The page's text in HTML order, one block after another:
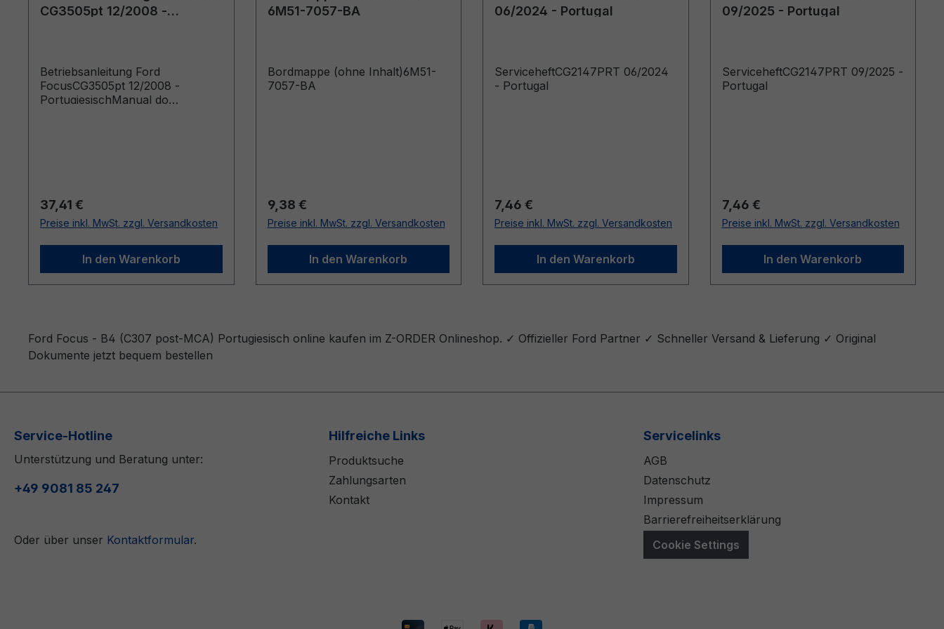
CG3505pt 12/2008 -
Betriebsanleitung Ford
FocusCG3505pt 12/2008 -
PortugiesischManual do
Regulärer Preis:
37,41 €
Preise inkl. MwSt. zzgl. Versandkosten
In den Warenkorb
6M51-7057-BA
Bordmappe (ohne Inhalt)6M51-
7057-BA
Regulärer Preis:
9,38 €
Preise inkl. MwSt. zzgl. Versandkosten
In den Warenkorb
06/2024 - Portugal
ServiceheftCG2147PRT 06/2024
- Portugal
Regulärer Preis:
7,46 €
Preise inkl. MwSt. zzgl. Versandkosten
In den Warenkorb
09/2025 - Portugal
ServiceheftCG2147PRT 09/2025 -
Portugal
Regulärer Preis:
7,46 €
Preise inkl. MwSt. zzgl. Versandkosten
In den Warenkorb
Ford Focus - B4 (C307 post-MCA) Portugiesisch online kaufen im Z-ORDER Onlineshop. ✓ Offizieller Ford Partner ✓ Schneller Versand & Lieferung ✓ Original
Dokumente jetzt bequem bestellen
Service-Hotline
Unterstützung und Beratung unter:
+49 9081 85 247
Oder über unser Kontaktformular.
Hilfreiche Links
Produktsuche
Zahlungsarten
Kontakt
Servicelinks
AGB
Datenschutz
Impressum
Barrierefreiheitserklärung
Cookie Settings